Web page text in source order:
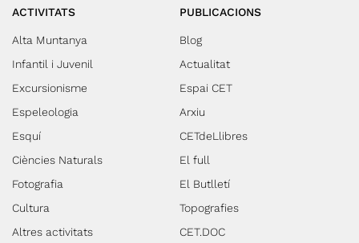
ACTIVITATS
Alta Muntanya
Infantil i Juvenil
Excursionisme
Espeleologia
Esquí
Ciències Naturals
Fotografia
Cultura
Altres activitats
PUBLICACIONS
Blog
Actualitat
Espai CET
Arxiu
CETdeLlibres
El full
El Butlletí
Topografies
CET.DOC